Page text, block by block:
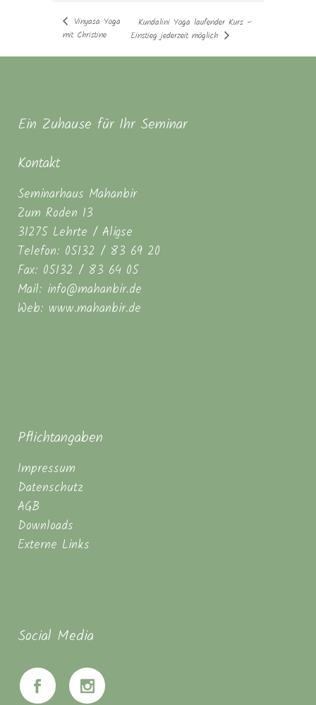
Vinyasa Yoga
mit Christine
Kundalini Yoga laufender Kurs –
Einstieg jederzeit möglich
Ein Zuhause für Ihr Seminar
Kontakt
Seminarhaus Mahanbir
Zum Roden 13
31275 Lehrte / Aligse
Telefon: 05132 / 83 69 20
Fax: 05132 / 83 64 05
Mail: info@mahanbir.de
Web: www.mahanbir.de
Pflichtangaben
Impressum
Datenschutz
AGB
Downloads
Externe Links
Social Media